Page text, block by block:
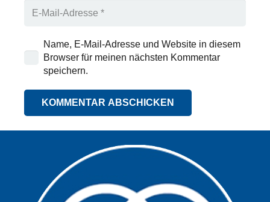
Name, E-Mail-Adresse und Website in diesem
Browser für meinen nächsten Kommentar
speichern.
KOMMENTAR ABSCHICKEN